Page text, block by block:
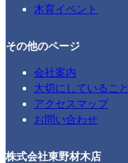
木育イベント
その他のページ
会社案内
大切にしていること
アクセスマップ
お問い合わせ
株式会社東野材木店